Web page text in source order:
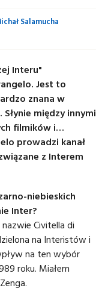
Salamucha
Interu"
Jest to
znana w
między innymi
filmików i…
prowadzi kanał
z Interem
niebieskich
Inter?
Civitella di
na Interistów i
na ten wybór
roku. Miałem